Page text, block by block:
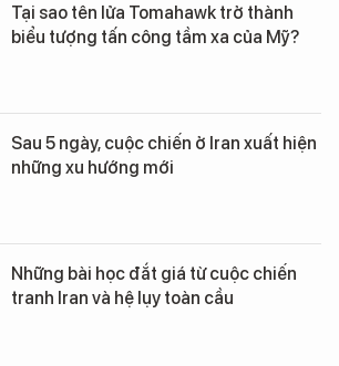
Tại sao tên lửa Tomahawk trở thành
biểu tượng tấn công tầm xa của Mỹ?
Sau 5 ngày, cuộc chiến ở Iran xuất hiện
những xu hướng mới
Những bài học đắt giá từ cuộc chiến
tranh Iran và hệ lụy toàn cầu